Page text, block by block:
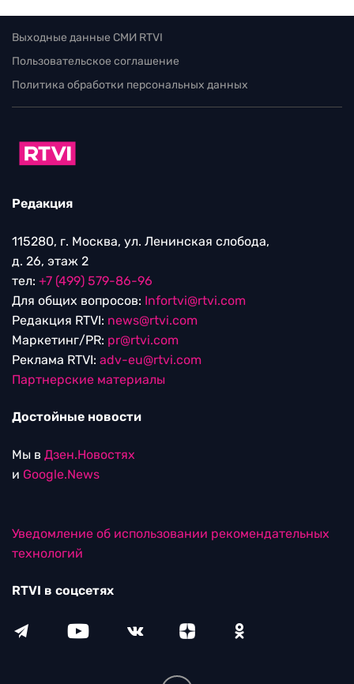
Выходные данные СМИ RTVI
Пользовательское соглашение
Политика обработки персональных данных
Редакция
115280, г. Москва, ул. Ленинская слобода,
д. 26, этаж 2
тел: +7 (499) 579-86-96
Для общих вопросов: Infortvi@rtvi.com
Редакция RTVI: news@rtvi.com
Маркетинг/PR: pr@rtvi.com
Реклама RTVI: adv-eu@rtvi.com
Партнерские материалы
Достойные новости
Мы в Дзен.Новостях
и Google.News
Уведомление об использовании рекомендательных
технологий
RTVI в соцсетях